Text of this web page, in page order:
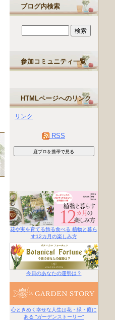
ブログ内検索
参加コミュニティ一覧
HTMLページへのリンク
リンク
RSS
花や実を育てる飾る食べる 植物と暮ら
す12カ月の楽しみ方
今日のあなたの運勢は？
心ときめく幸せな人生は花・緑・庭に
ある “ガーデンストーリー”